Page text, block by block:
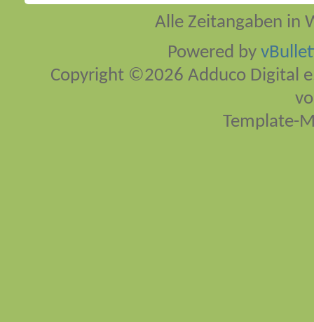
Alle Zeitangaben in
Powered by
Copyright ©2026 Adduco Digital
Template-